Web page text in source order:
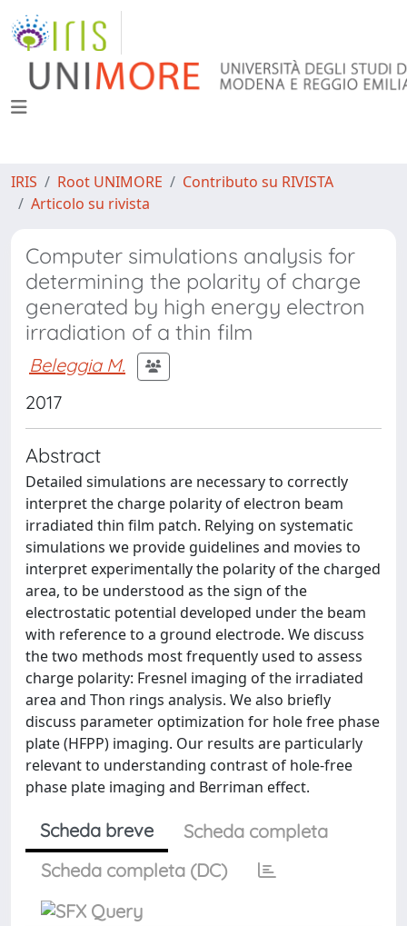
IRIS Root UNIMORE
Contributo su RIVISTA
Articolo su rivista
Computer simulations analysis for
determining the polarity of charge
generated by high energy electron
irradiation of a thin film
Beleggia M.
2017
Abstract
Detailed simulations are necessary to correctly
interpret the charge polarity of electron beam
irradiated thin film patch. Relying on systematic
simulations we provide guidelines and movies to
interpret experimentally the polarity of the charged
area, to be understood as the sign of the
electrostatic potential developed under the beam
with reference to a ground electrode. We discuss
the two methods most frequently used to assess
charge polarity: Fresnel imaging of the irradiated
area and Thon rings analysis. We also briefly
discuss parameter optimization for hole free phase
plate (HFPP) imaging. Our results are particularly
relevant to understanding contrast of hole-free
phase plate imaging and Berriman effect.
Scheda breve
Scheda completa
Scheda completa (DC)